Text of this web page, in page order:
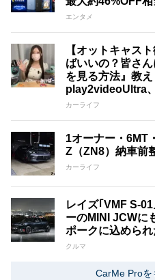
エンタメ
【オットキャス
ばいいの？皆さ
を見る方法』教
play2videoUltra
カーライフ
1オーナー・6MT
Z（ZN8）納車前
カーライフ
レイズ｢VMF S-
ーのMINI JCWに
ポークに込めら
クルマ
CarMe Proを